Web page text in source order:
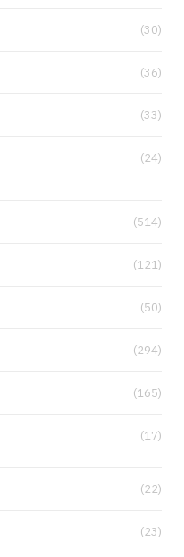
(30)
(36)
(33)
(24)
(514)
(121)
(50)
(294)
(165)
(17)
(22)
(23)